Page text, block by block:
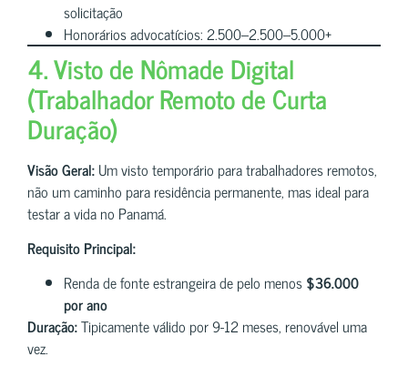
solicitação
Honorários advocatícios: 2.500–2.500–5.000+
4. Visto de Nômade Digital
(Trabalhador Remoto de Curta
Duração)
Visão Geral:Um visto temporário para trabalhadores remotos,
não um caminho para residência permanente, mas ideal para
testar a vida no Panamá.
Requisito Principal:
Renda de fonte estrangeira de pelo menos$36.000
por ano
Duração:Tipicamente válido por 9-12 meses, renovável uma
vez.